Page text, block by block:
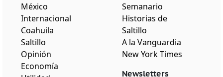
México
Internacional
Coahuila
Saltillo
Opinión
Economía
Semanario
Historias de
Saltillo
A la Vanguardia
New York Times
Newsletters